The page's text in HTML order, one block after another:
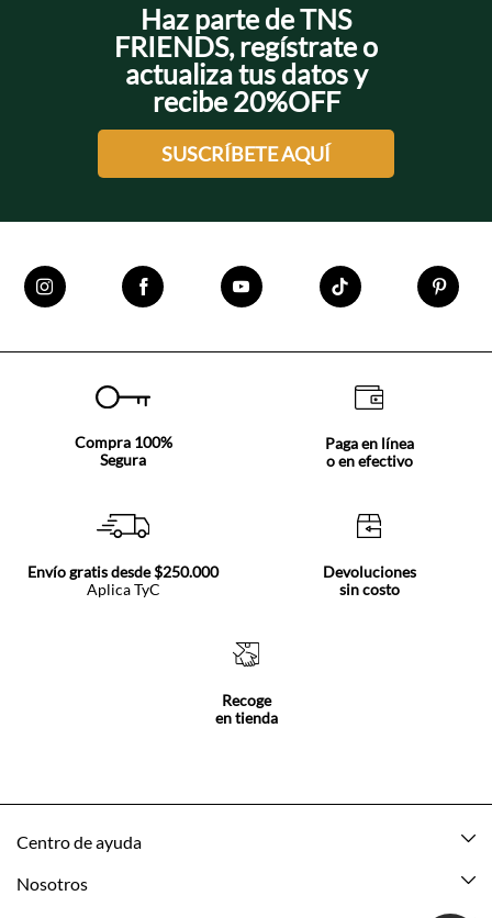
Haz parte de TNS
FRIENDS, regístrate o
actualiza tus datos y
recibe 20%OFF
SUSCRÍBETE AQUÍ
Compra 100%
Segura
Paga en línea
o en efectivo
Envío gratis desde $250.000
Aplica TyC
Devoluciones
sin costo
Recoge
en tienda
Centro de ayuda
Mis pedidos
Nosotros